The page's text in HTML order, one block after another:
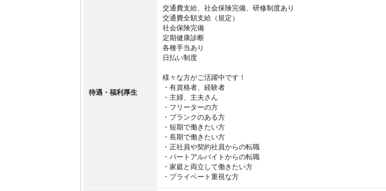
待遇・福利厚生
交通費支給、社会保険完備、研修制度あり
交通費全額支給（規定）
社会保険完備
定期健康診断
各種手当あり
日払い制度
様々な方がご活躍中です！
・有資格者、経験者
・主婦、主夫さん
・フリーターの方
・ブランクのある方
・短期で働きたい方
・長期で働きたい方
・正社員や契約社員からの転職
・パートアルバイトからの転職
・家庭と両立して働きたい方
・プライベート重視な方